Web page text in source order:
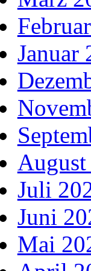
Januar
Juli
Juni
Mai